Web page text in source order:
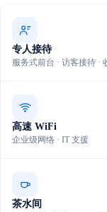
专人接待
服务式前台 · 访客接待 ·
高速 WiFi
企业级网络 · IT 支援
茶水间